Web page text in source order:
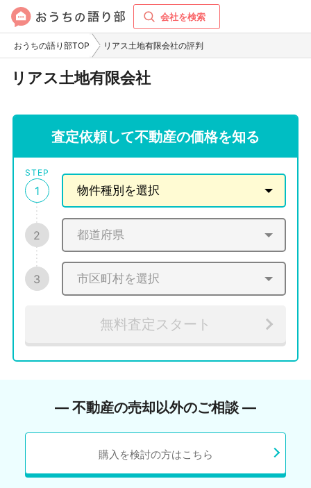
会社を検索
おうちの語り部TOP リアス土地有限会社の評判
リアス土地有限会社
査定依頼して不動産の価格を知る
STEP
1
2
3
無料査定スタート
― 不動産の売却以外のご相談 ―
購入を検討の方はこちら